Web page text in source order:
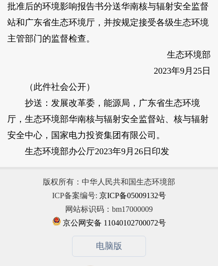
批准后的环境影响报告书分送华南核与辐射安全监督
站和广东省生态环境厅，并按规定接受各级生态环境
主管部门的监督检查。
生态环境部
2023年9月25日
（此件社会公开）
抄送：发展改革委，能源局，广东省生态环境
厅，生态环境部华南核与辐射安全监督站、核与辐射
安全中心，国家电力投资集团有限公司。
生态环境部办公厅2023年9月26日印发
版权所有：中华人民共和国生态环境部
ICP备案编号: 京ICP备05009132号
网站标识码：bm17000009
京公网安备 11040102700072号
电脑版